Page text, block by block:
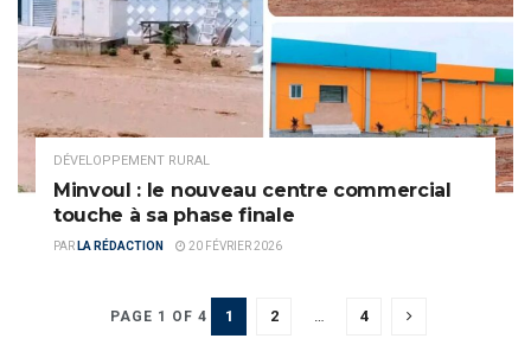
DÉVELOPPEMENT RURAL
Minvoul : le nouveau centre commercial
touche à sa phase finale
PAR LA RÉDACTION 20 FÉVRIER 2026
PAGE 1 OF 4 1 2 4